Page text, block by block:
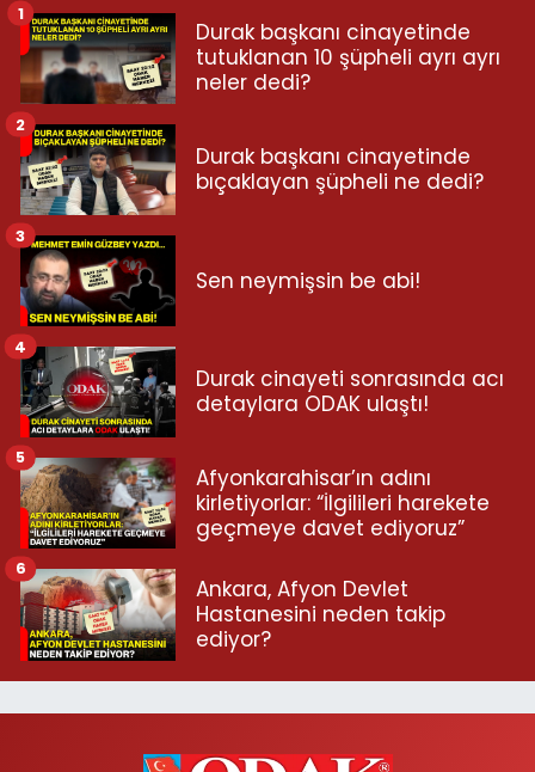
Durak başkanı cinayetinde
tutuklanan 10 şüpheli ayrı ayrı
neler dedi?
1
Durak başkanı cinayetinde
bıçaklayan şüpheli ne dedi?
2
Sen neymişsin be abi!
3
Durak cinayeti sonrasında acı
detaylara ODAK ulaştı!
4
Afyonkarahisar’ın adını
kirletiyorlar: “İlgilileri harekete
geçmeye davet ediyoruz”
5
Ankara, Afyon Devlet
Hastanesini neden takip
ediyor?
6